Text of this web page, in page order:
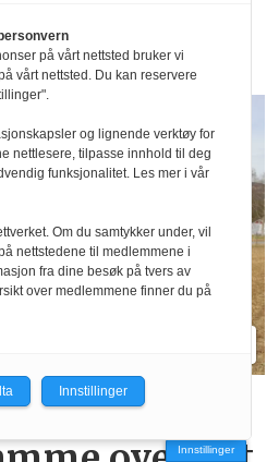
og fang­
Innstillinger
på vårt nettsted bruker vi
vårt nettsted. Du kan reservere
og lignende verktøy for
nettlesere, tilpasse innhold til deg
funksjonalitet. Les mer i vår
Om du samtykker under, vil
nettstedene til medlemmene i
fra dine besøk på tvers av
over medlemmene finner du på
Innstillinger